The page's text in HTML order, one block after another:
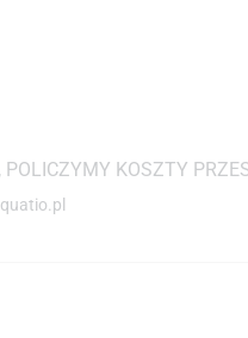
POLICZYMY KOSZTY